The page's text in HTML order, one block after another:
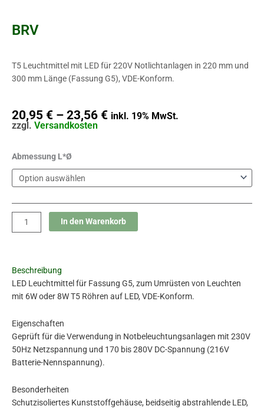
BRV
T5 Leuchtmittel mit LED für 220V Notlichtanlagen in 220 mm und
300 mm Länge (Fassung G5), VDE-Konform.
20,95 € – 23,56 € inkl. 19% MwSt.
zzgl. Versandkosten
Abmessung L*Ø
BRV
Menge
In den Warenkorb
Beschreibung
LED Leuchtmittel für Fassung G5, zum Umrüsten von Leuchten
mit 6W oder 8W T5 Röhren auf LED, VDE-Konform.
Eigenschaften
Geprüft für die Verwendung in Notbeleuchtungsanlagen mit 230V
50Hz Netzspannung und 170 bis 280V DC-Spannung (216V
Batterie-Nennspannung).
Besonderheiten
Schutzisoliertes Kunststoffgehäuse, beidseitig abstrahlende LED,